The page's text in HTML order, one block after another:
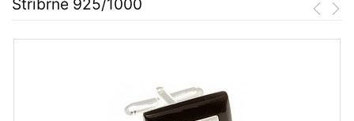
Stříbrné 925/1000